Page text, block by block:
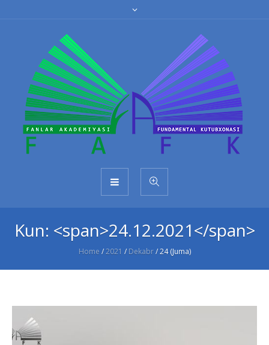
Kun: <span>24.12.2021</span>
Home /2021 / Dekabr /24 (Juma)